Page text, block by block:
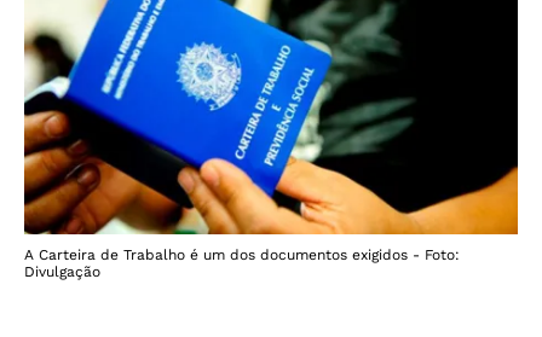
A Carteira de Trabalho é um dos documentos exigidos - Foto:
Divulgação